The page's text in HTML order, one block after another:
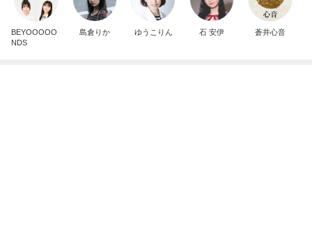
BEYOOOOO
NDS
島倉りか ゆうこりん 石 安伊 蒼井心音